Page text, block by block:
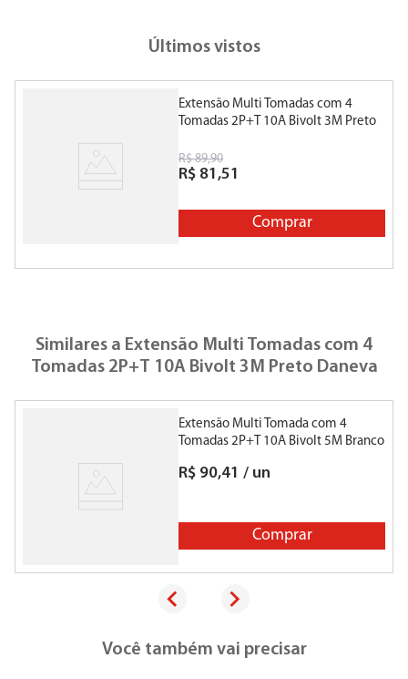
Últimos vistos
Extensão Multi Tomadas com 4
Tomadas 2P+T 10A Bivolt 3M Preto
R$ 89,90
R$ 81,51
Comprar
Similares a Extensão Multi Tomadas com 4
Tomadas 2P+T 10A Bivolt 3M Preto Daneva
Extensão Multi Tomada com 4
Tomadas 2P+T 10A Bivolt 5M Branco
R$ 90,41 / un
Comprar
Você também vai precisar